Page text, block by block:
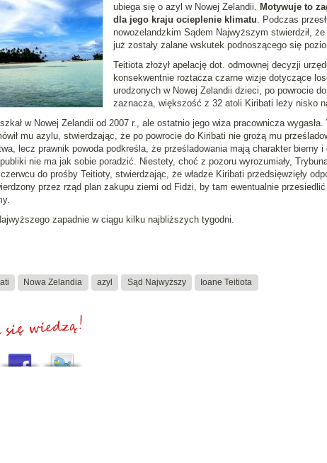
ubiega się o azyl w Nowej Zelandii. Motywuje to
dla jego kraju ocieplenie klimatu. Podczas
nowozelandzkim Sądem Najwyższym stwierdził,
już zostały zalane wskutek podnoszącego się
Teitiota złożył apelację dot. odmownej decyzji
konsekwentnie roztacza czarne wizje dotyczące
urodzonych w Nowej Zelandii dzieci, po powrocie
zaznacza, większość z 32 atoli Kiribati leży nisko
w Nowej Zelandii od 2007 r., ale ostatnio jego wiza pracownicza
mu azylu, stwierdzając, że po powrocie do Kiribati nie grożą mu
lecz prawnik powoda podkreśla, że prześladowania mają charakter bierny
nie ma jak sobie poradzić. Niestety, choć z pozoru wyrozumiały,
do prośby Teitioty, stwierdzając, że władze Kiribati przedsięwzięły
przez rząd plan zakupu ziemi od Fidżi, by tam ewentualnie
zapadnie w ciągu kilku najbliższych tygodni.
Nowa Zelandia azyl Sąd Najwyższy Ioane Teitiota